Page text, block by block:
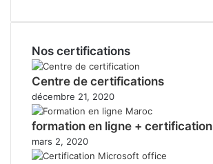
Nos certifications
Centre de certifications
décembre 21, 2020
formation en ligne + certification
mars 2, 2020